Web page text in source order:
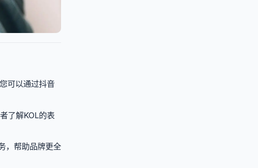
可以通过抖音
了解KOL的表
，帮助品牌更全